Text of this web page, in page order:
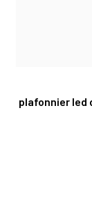
plafonnier led